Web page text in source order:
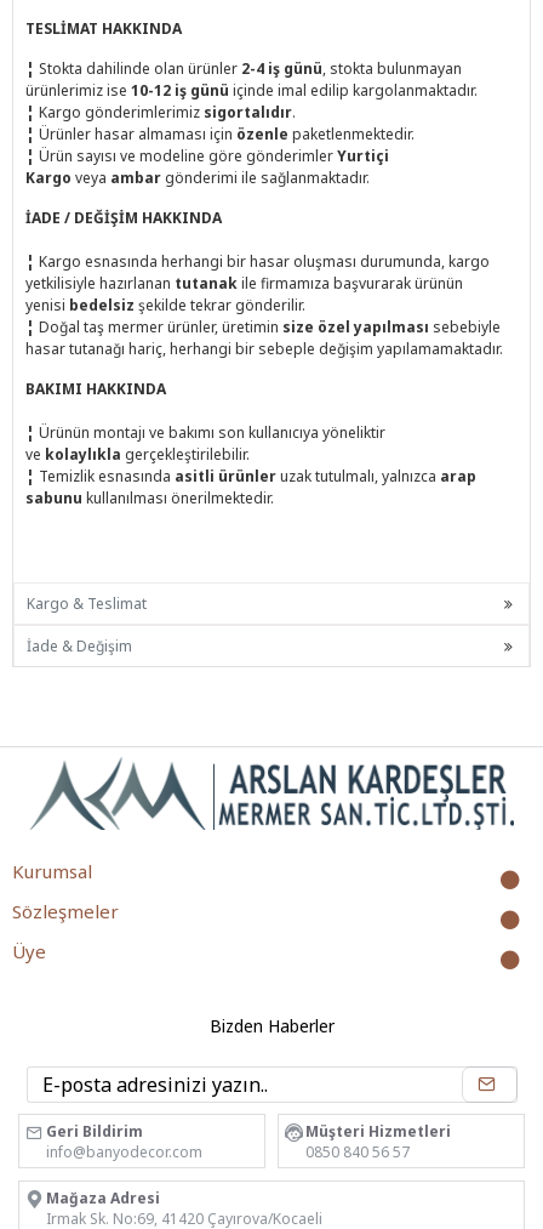
TESLİMAT HAKKINDA
¦ Stokta dahilinde olan ürünler 2-4 iş günü, stokta bulunmayan
ürünlerimiz ise 10-12 iş günü içinde imal edilip kargolanmaktadır.
¦ Kargo gönderimlerimiz sigortalıdır.
¦ Ürünler hasar almaması için özenle paketlenmektedir.
¦ Ürün sayısı ve modeline göre gönderimlerYurtiçi
Kargo veya ambar gönderimi ile sağlanmaktadır.
İADE / DEĞİŞİM HAKKINDA
¦ Kargo esnasında herhangi bir hasar oluşması durumunda, kargo
yetkilisiyle hazırlanan tutanakile firmamıza başvurarak ürünün
yenisi bedelsiz şekilde tekrar gönderilir.
¦ Doğal taş mermer ürünler, üretimin size özel yapılması sebebiyle
hasar tutanağı hariç, herhangi bir sebeple değişim yapılamamaktadır.
BAKIMI HAKKINDA
¦ Ürünün montajı ve bakımı son kullanıcıya yöneliktir
ve kolaylıkla gerçekleştirilebilir.
¦ Temizlik esnasında asitli ürünleruzak tutulmalı, yalnızca arap
sabunu kullanılması önerilmektedir.
Kargo & Teslimat
İade & Değişim
Kurumsal
Sözleşmeler
Üye
Bizden Haberler
Geri Bildirim
info@banyodecor.com
Müşteri Hizmetleri
0850 840 56 57
Mağaza Adresi
Irmak Sk. No:69, 41420 Çayırova/Kocaeli